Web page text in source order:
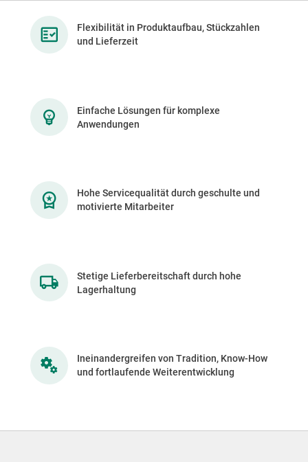
Flexibilität in Produktaufbau, Stückzahlen
und Lieferzeit
Einfache Lösungen für komplexe
Anwendungen
Hohe Servicequalität durch geschulte und
motivierte Mitarbeiter
Stetige Lieferbereitschaft durch hohe
Lagerhaltung
Ineinandergreifen von Tradition, Know-How
und fortlaufende Weiterentwicklung